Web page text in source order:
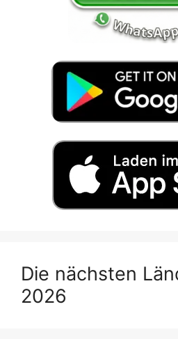
Die nächsten
2026